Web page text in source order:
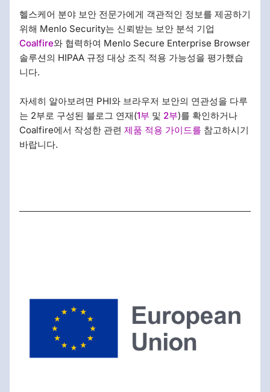
헬스케어 분야 보안 전문가에게 객관적인 정보를 제공하기
위해 Menlo Security는 신뢰받는 보안 분석 기업
Coalfire와 협력하여 Menlo Secure Enterprise Browser
솔루션의 HIPAA 규정 대상 조직 적용 가능성을 평가했습
니다.
자세히 알아보려면 PHI와 브라우저 보안의 연관성을 다루
는 2부로 구성된 블로그 연재(1부 및 2부)를 확인하거나
Coalfire에서 작성한 관련 제품 적용 가이드를 참고하시기
바랍니다.